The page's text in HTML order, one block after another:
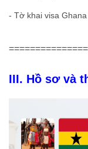
- Tờ khai visa
III. Hồ sơ và